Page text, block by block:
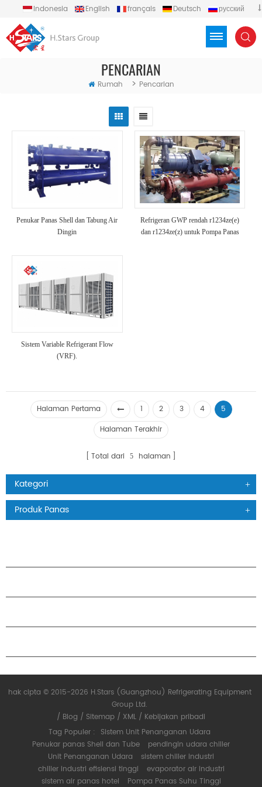
Indonesia English français Deutsch
русский
PENCARIAN
Rumah > Pencarian
Penukar Panas Shell dan Tabung Air
Dingin
Refrigeran GWP rendah r1234ze(e)
dan r1234ze(z) untuk Pompa Panas
Sistem Variable Refrigerant Flow
(VRF).
Halaman Pertama 1 2 3 4
5
Halaman Terakhir
Total dari 5 halaman
Kategori
Produk Panas
hak cipta © 2015-2026 H.Stars (Guangzhou) Refrigerating Equipment
Group Ltd.
/ Blog / Sitemap / XML / Kebijakan pribadi
Tag Populer :
Sistem Unit Penanganan Udara
Penukar panas Shell dan Tube
pendingin udara chiller
Unit Penanganan Udara
sistem chiller industri
chiller industri efisiensi tinggi
evaporator air industri
sistem air panas hotel
Pompa Panas Suhu Tinggi